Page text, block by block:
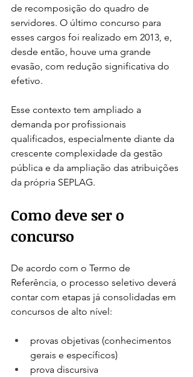
de recomposição do quadro de
servidores. O último concurso para
esses cargos foi realizado em 2013, e,
desde então, houve uma grande
evasão, com redução significativa do
efetivo.
Esse contexto tem ampliado a
demanda por profissionais
qualificados, especialmente diante da
crescente complexidade da gestão
pública e da ampliação das atribuições
da própria SEPLAG.
Como deve ser o
concurso
De acordo com o Termo de
Referência, o processo seletivo deverá
contar com etapas já consolidadas em
concursos de alto nível:
provas objetivas (conhecimentos
gerais e específicos)
prova discursiva